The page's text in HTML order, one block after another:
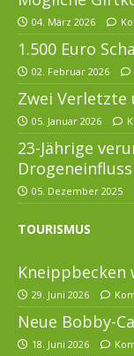
04. März 2026
1.500 Euro
02. Februar 2026
Zwei Verletzte
05. Januar 2026
23-Jährige
Drogeneinfluss
05. Dezember 2025
TOURISMUS
29. Juni 2026
Neue Bobby-
18. Juni 2026